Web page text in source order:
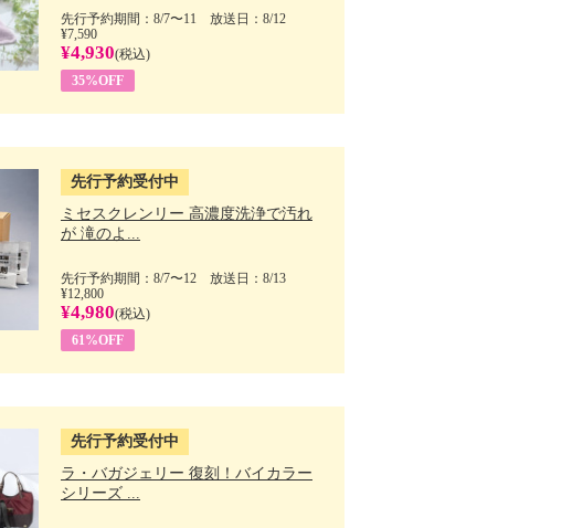
先行予約期間：8/7〜11 放送日：8/12
¥7,590
¥4,930(税込)
35%OFF
先行予約受付中
ミセスクレンリー 高濃度洗浄で汚れ
が 滝のよ...
先行予約期間：8/7〜12 放送日：8/13
¥12,800
¥4,980(税込)
61%OFF
先行予約受付中
ラ・バガジェリー 復刻！バイカラー
シリーズ ...